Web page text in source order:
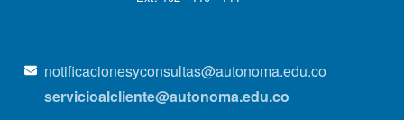
notificacionesyconsultas@autonoma.edu.co
servicioalcliente@autonoma.edu.co